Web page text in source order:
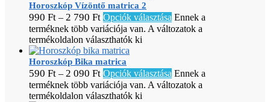
Horoszkóp Vízöntő matrica 2
990 Ft – 2 790 Ft Opciók választása Ennek a
terméknek több variációja van. A változatok a
termékoldalon választhatók ki
Horoszkóp Bika matrica
590 Ft – 2 090 Ft Opciók választása Ennek a
terméknek több variációja van. A változatok a
termékoldalon választhatók ki